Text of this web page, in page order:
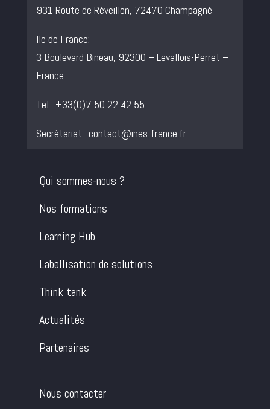
931 Route de Réveillon, 72470 Champagné
Ile de France:
3 Boulevard Bineau, 92300 – Levallois-Perret –
France
Tel : +33(0)7 50 22 42 55
Secrétariat : contact@ines-france.fr
Qui sommes-nous ?
Nos formations
Learning Hub
Labellisation de solutions
Think tank
Actualités
Partenaires
Nous contacter